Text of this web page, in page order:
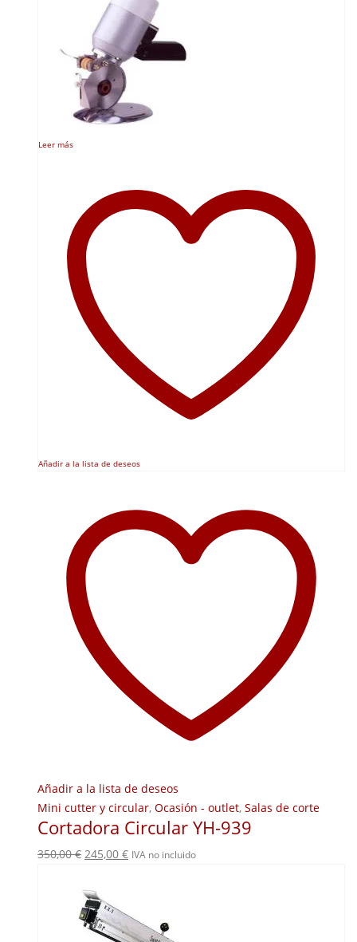
Leer más
Añadir a la lista de deseos
Añadir a la lista de deseos
Mini cutter y circular, Ocasión - outlet, Salas de corte
Cortadora Circular YH-939
350,00€ El
original
era:
350,00 €.
245,00 €El
245,00 €.
IVA no incluido